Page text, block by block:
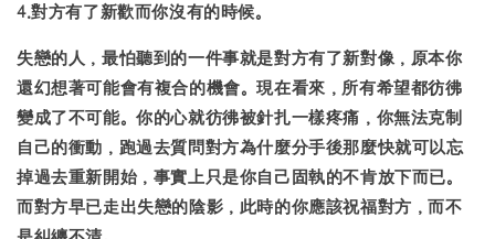
4.對方有了新歡而你沒有的時候。
失戀的人，最怕聽到的一件事就是對方有了新對像，原本你
還幻想著可能會有複合的機會。現在看來，所有希望都彷彿
變成了不可能。你的心就彷彿被針扎一樣疼痛，你無法克制
自己的衝動，跑過去質問對方為什麼分手後那麼快就可以忘
掉過去重新開始，事實上只是你自己固執的不肯放下而已。
而對方早已走出失戀的陰影，此時的你應該祝福對方，而不